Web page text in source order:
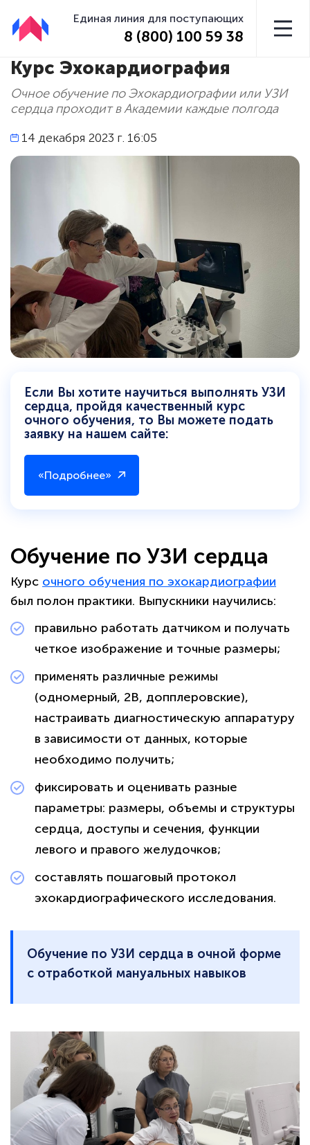
Единая линия для поступающих
8 (800) 100 59 38
Курс Эхокардиография
Очное обучение по Эхокардиографии или УЗИ
сердца проходит в Академии каждые полгода
14 декабря 2023 г. 16:05
Если Вы хотите научиться выполнять УЗИ
сердца, пройдя качественный курс
очного обучения, то Вы можете подать
заявку на нашем сайте:
«Подробнее»
Обучение по УЗИ сердца
Курс очного обучения по эхокардиографии
был полон практики. Выпускники научились:
правильно работать датчиком и получать
четкое изображение и точные размеры;
применять различные режимы
(одномерный, 2B, допплеровские),
настраивать диагностическую аппаратуру
в зависимости от данных, которые
необходимо получить;
фиксировать и оценивать разные
параметры: размеры, объемы и структуры
сердца, доступы и сечения, функции
левого и правого желудочков;
составлять пошаговый протокол
эхокардиографического исследования.
Обучение по УЗИ сердца в очной форме
с отработкой мануальных навыков